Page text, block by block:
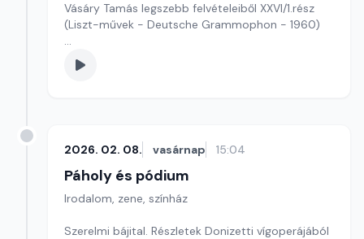
Vásáry Tamás legszebb felvételeiből XXVI/1.rész
(Liszt-művek - Deutsche Grammophon - 1960)
Szerkesztő: Magyar Kornél
2026. 02. 08. vasárnap 15:04
Páholy és pódium
Irodalom, zene, színház
Szerelmi bájital. Részletek Donizetti vígoperájából